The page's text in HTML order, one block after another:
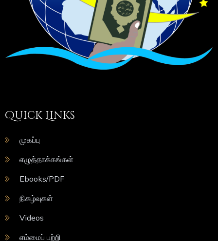
Quick Links
முகப்பு
எழுத்தாக்கங்கள்
Ebooks/PDF
நிகழ்வுகள்
Videos
எம்மைப் பற்றி